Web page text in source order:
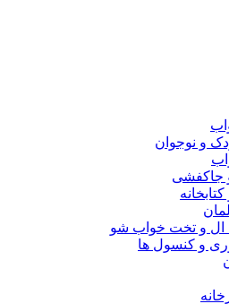
و نوجوان
جاکفشی
ال و تخت خواب شو
و کنسول ها